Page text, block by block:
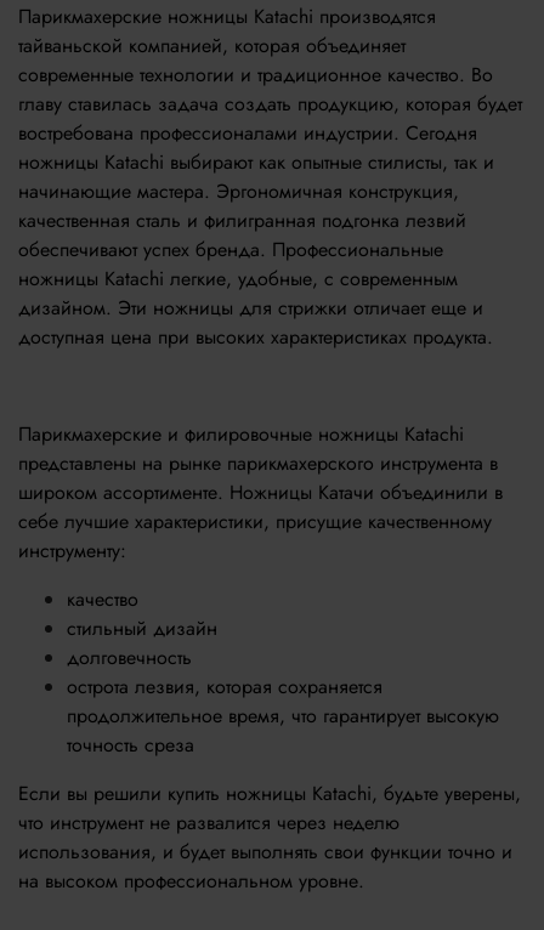
Парикмахерские ножницы Katachi производятся
тайваньской компанией, которая объединяет
современные технологии и традиционное качество. Во
главу ставилась задача создать продукцию, которая будет
востребована профессионалами индустрии. Сегодня
ножницы Katachi выбирают как опытные стилисты, так и
начинающие мастера. Эргономичная конструкция,
качественная сталь и филигранная подгонка лезвий
обеспечивают успех бренда. Профессиональные
ножницы Katachi легкие, удобные, с современным
дизайном. Эти ножницы для стрижки отличает еще и
доступная цена при высоких характеристиках продукта.
Парикмахерские и филировочные ножницы Katachi
представлены на рынке парикмахерского инструмента в
широком ассортименте. Ножницы Катачи объединили в
себе лучшие характеристики, присущие качественному
инструменту:
качество
стильный дизайн
долговечность
острота лезвия, которая сохраняется
продолжительное время, что гарантирует высокую
точность среза
Если вы решили купить ножницы Katachi, будьте уверены,
что инструмент не развалится через неделю
использования, и будет выполнять свои функции точно и
на высоком профессиональном уровне.